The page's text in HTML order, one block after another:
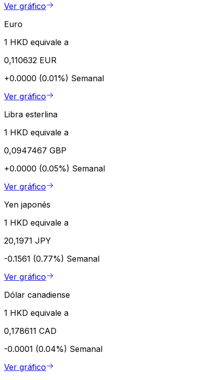
Ver gráfico
Euro
1 HKD equivale a
0,110632 EUR
+0.0000 (0.01%) Semanal
Ver gráfico
Libra esterlina
1 HKD equivale a
0,0947467 GBP
+0.0000 (0.05%) Semanal
Ver gráfico
Yen japonés
1 HKD equivale a
20,1971 JPY
-0.1561 (0.77%) Semanal
Ver gráfico
Dólar canadiense
1 HKD equivale a
0,178611 CAD
-0.0001 (0.04%) Semanal
Ver gráfico